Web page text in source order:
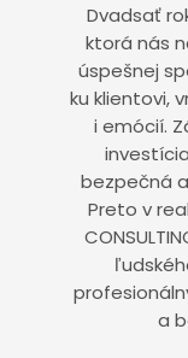
Dvadsať
ktorá nás
úspešnej
ku klientovi,
i emócií.
bezpečná
Preto v
a